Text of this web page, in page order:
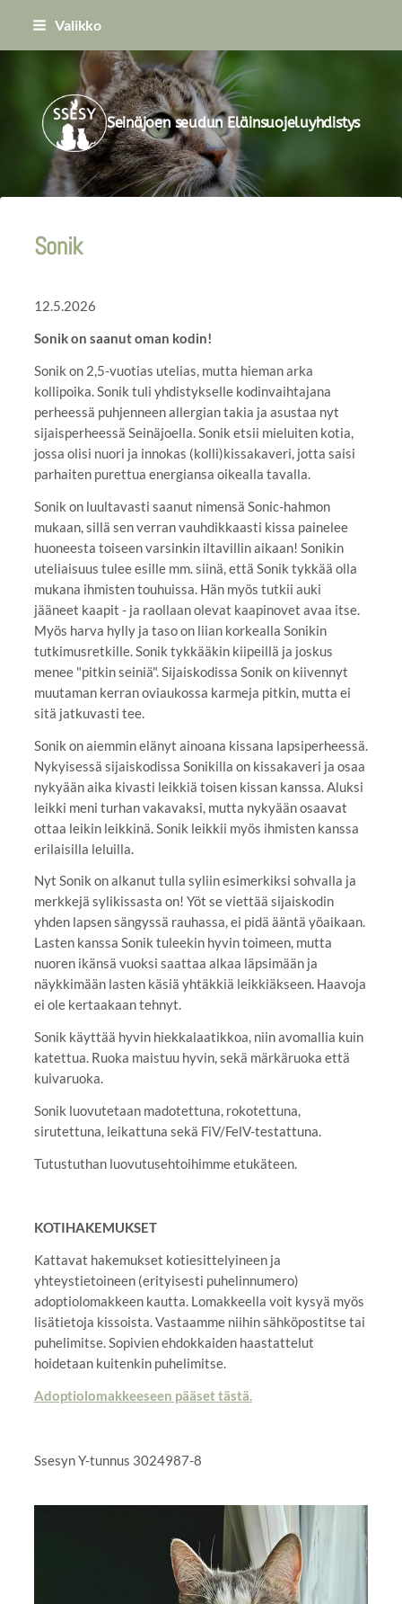
Siirry
Valikko
Seinäjoen seudun Eläinsuojeluyhdistys
Sonik
12.5.2026
Sonik on saanut oman kodin!
Sonik on 2,5-vuotias utelias, mutta hieman arka
kollipoika. Sonik tuli yhdistykselle kodinvaihtajana
perheessä puhjenneen allergian takia ja asustaa nyt
sijaisperheessä Seinäjoella. Sonik etsii mieluiten kotia,
jossa olisi nuori ja innokas (kolli)kissakaveri, jotta saisi
parhaiten purettua energiansa oikealla tavalla.
Sonik on luultavasti saanut nimensä Sonic-hahmon
mukaan, sillä sen verran vauhdikkaasti kissa painelee
huoneesta toiseen varsinkin iltavillin aikaan! Sonikin
uteliaisuus tulee esille mm. siinä, että Sonik tykkää olla
mukana ihmisten touhuissa. Hän myös tutkii auki
jääneet kaapit - ja raollaan olevat kaapinovet avaa itse.
Myös harva hylly ja taso on liian korkealla Sonikin
tutkimusretkille. Sonik tykkääkin kiipeillä ja joskus
menee "pitkin seiniä". Sijaiskodissa Sonik on kiivennyt
muutaman kerran oviaukossa karmeja pitkin, mutta ei
sitä jatkuvasti tee.
Sonik on aiemmin elänyt ainoana kissana lapsiperheessä.
Nykyisessä sijaiskodissa Sonikilla on kissakaveri ja osaa
nykyään aika kivasti leikkiä toisen kissan kanssa. Aluksi
leikki meni turhan vakavaksi, mutta nykyään osaavat
ottaa leikin leikkinä. Sonik leikkii myös ihmisten kanssa
erilaisilla leluilla.
Nyt Sonik on alkanut tulla syliin esimerkiksi sohvalla ja
merkkejä sylikissasta on! Yöt se viettää sijaiskodin
yhden lapsen sängyssä rauhassa, ei pidä ääntä yöaikaan.
Lasten kanssa Sonik tuleekin hyvin toimeen, mutta
nuoren ikänsä vuoksi saattaa alkaa läpsimään ja
näykkimään lasten käsiä yhtäkkiä leikkiäkseen. Haavoja
ei ole kertaakaan tehnyt.
Sonik käyttää hyvin hiekkalaatikkoa, niin avomallia kuin
katettua. Ruoka maistuu hyvin, sekä märkäruoka että
kuivaruoka.
Sonik luovutetaan madotettuna, rokotettuna,
sirutettuna, leikattuna sekä FiV/FelV-testattuna.
Tutustuthan luovutusehtoihimme etukäteen.
KOTIHAKEMUKSET
Kattavat hakemukset kotiesittelyineen ja
yhteystietoineen (erityisesti puhelinnumero)
adoptiolomakkeen kautta. Lomakkeella voit kysyä myös
lisätietoja kissoista. Vastaamme niihin sähköpostitse tai
puhelimitse. Sopivien ehdokkaiden haastattelut
hoidetaan kuitenkin puhelimitse.
Adoptiolomakkeeseen pääset tästä.
Ssesyn Y-tunnus 3024987-8